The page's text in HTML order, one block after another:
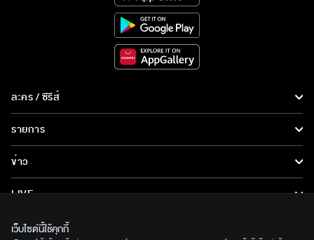
ละคร / ซีรีส์
ละคร/ซีรีส์
ซีรีส์นานาชาติ
การ์ตูน & เกม
รายการ
รายการทั้งหมด
ข่าว
ข่าวทั้งหมด
LIVE
เกี่ยวกับเรา
เว็บไซต์นี้ใช้คุกกี้